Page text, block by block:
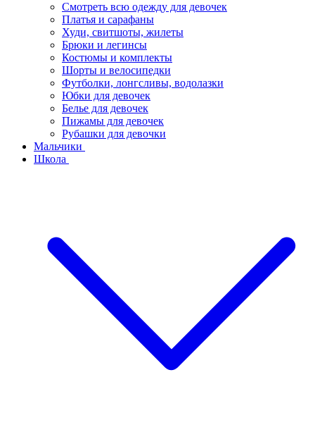
Смотреть всю одежду для девочек
Платья и сарафаны
Худи, свитшоты, жилеты
Брюки и легинсы
Костюмы и комплекты
Шорты и велосипедки
Футболки, лонгсливы, водолазки
Юбки для девочек
Белье для девочек
Пижамы для девочек
Рубашки для девочки
Мальчики
Школа